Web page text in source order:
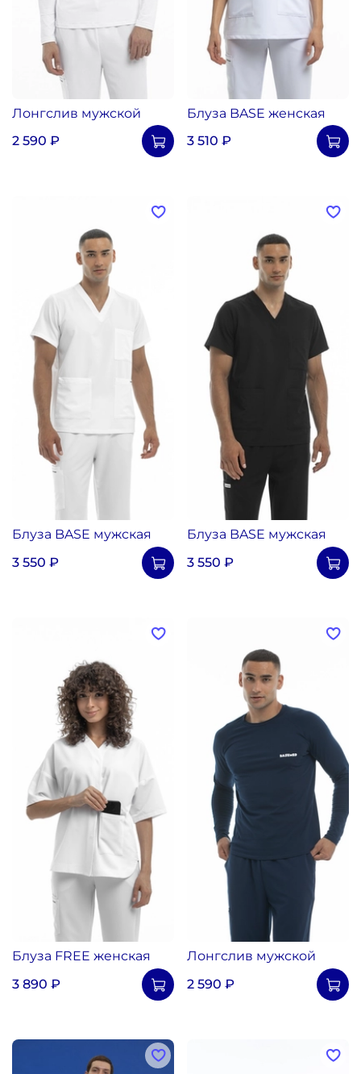
Лонгслив мужской
2 590 ₽
Блуза BASE женская
3 510 ₽
Блуза BASE мужская
3 550 ₽
Блуза BASE мужская
3 550 ₽
Блуза FREE женская
3 890 ₽
Лонгслив мужской
2 590 ₽